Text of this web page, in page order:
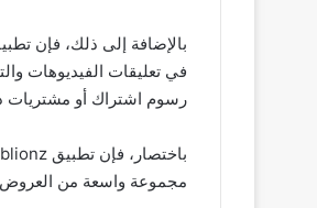
رسوم اشتراك أو مشتريات
مجموعة واسعة من العروض،